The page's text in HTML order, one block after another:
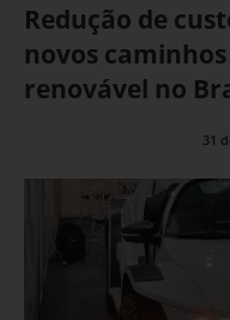
Redução de
novos
renovável no
31